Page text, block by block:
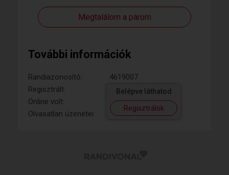
Megtalálom a párom
További információk
Randiazonosító:
4619007
Regisztrált:
Online volt:
Olvasatlan üzenetei:
Belépve láthatod
Regisztrálok